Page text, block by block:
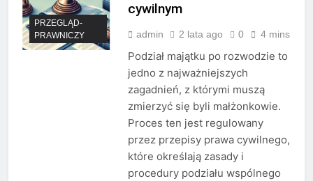
PRZEGLĄD-
PRAWNICZY
cywilnym
admin 2 lata ago 0 4 mins
Podział majątku po rozwodzie to
jedno z najważniejszych
zagadnień, z którymi muszą
zmierzyć się byli małżonkowie.
Proces ten jest regulowany
przez przepisy prawa cywilnego,
które określają zasady i
procedury podziału wspólnego